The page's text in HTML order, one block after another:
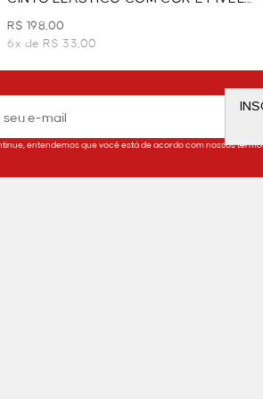
- PRETO
R$ 198,00
6x de R$ 33,00
entendemos que você está de acordo com nossos